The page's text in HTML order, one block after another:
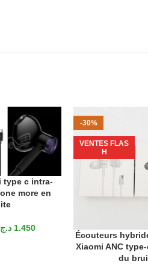
type c intra-
more en
1.450 د.ج
-30%
VENTES FLAS
H
AJOUTER AU
Écouteurs
Xiaomi ANC
du